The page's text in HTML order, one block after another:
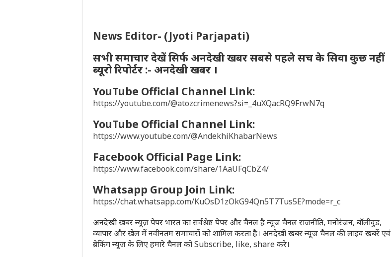
News Editor- (Jyoti Parjapati)
सभी समाचार देखें सिर्फ अनदेखी खबर सबसे पहले सच के सिवा कुछ नहीं
ब्यूरो रिपोर्टर :- अनदेखी खबर ।
YouTube Official Channel Link:
https://youtube.com/@atozcrimenews?si=_4uXQacRQ9FrwN7q
YouTube Official Channel Link:
https://www.youtube.com/@AndekhiKhabarNews
Facebook Official Page Link:
https://www.facebook.com/share/1AaUFqCbZ4/
Whatsapp Group Join Link:
https://chat.whatsapp.com/KuOsD1zOkG94Qn5T7Tus5E?mode=r_c
अनदेखी खबर न्यूज़ पेपर भारत का सर्वश्रेष्ठ पेपर और चैनल है न्यूज चैनल राजनीति, मनोरंजन, बॉलीवुड,
व्यापार और खेल में नवीनतम समाचारों को शामिल करता है। अनदेखी खबर न्यूज चैनल की लाइव खबरें एवं
ब्रेकिंग न्यूज के लिए हमारे चैनल को Subscribe, like, share करे।